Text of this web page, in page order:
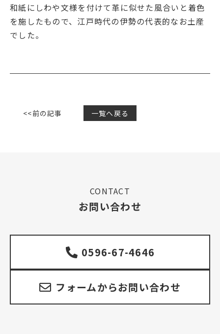
和紙にしわや文様を付けて革に似せた風合いと着色
を施したもので、江戸時代の伊勢の代表的なお土産
でした。
<<前の記事 一覧へ戻る
CONTACT
お問い合わせ
0596-67-4646
フォームからお問い合わせ